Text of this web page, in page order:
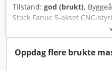
Tilstand: god (brukt),
Stock Fanuc 5-akset CNC-
mm X-akse pulsgenerator
Magnetisk sponseparator
jobb står fortsatt i maskinen
honingsverktøy i maskinen:
Oppdag flere brukte